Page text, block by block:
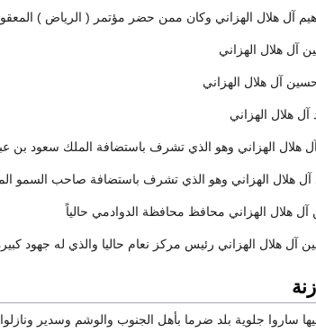
( وفيها ساروا جلوية بلد ضرما بأهل الجنوب والوشم وسدير